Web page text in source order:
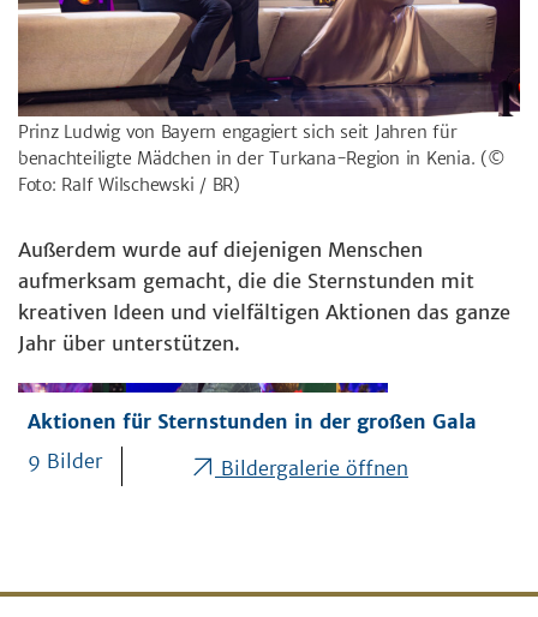
Prinz Ludwig von Bayern engagiert sich seit Jahren für
benachteiligte Mädchen in der Turkana-Region in Kenia. (©
Foto: Ralf Wilschewski / BR)
Außerdem wurde auf diejenigen Menschen
aufmerksam gemacht, die die Sternstunden mit
kreativen Ideen und vielfältigen Aktionen das ganze
Jahr über unterstützen.
Aktionen für Sternstunden in der großen Gala
9 Bilder
Bildergalerie öffnen